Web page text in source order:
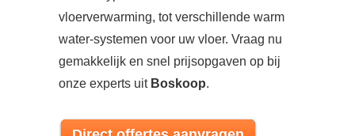
vloerverwarming, tot verschillende warm
water-systemen voor uw vloer. Vraag nu
gemakkelijk en snel prijsopgaven op bij
onze experts uit Boskoop.